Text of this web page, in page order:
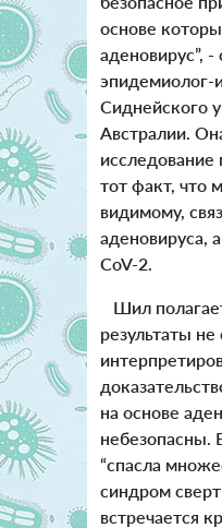
основе
аденовирус”,
эпидемиолог-
Сиднейского
Австралии.
исследование
тот факт, что
видимому,
аденовируса,
CoV-2.
Шил
результаты не
на основе
небезопасны.
“спасла
синдром
встречается